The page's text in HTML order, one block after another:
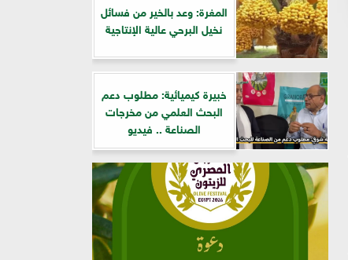
المغرة: وعد بالخير من فسائل
نخيل البرحي عالية الإنتاجية
خبيرة كيميائية: مطلوب دعم
البحث العلمي من مخرجات
الصناعة .. فيديو